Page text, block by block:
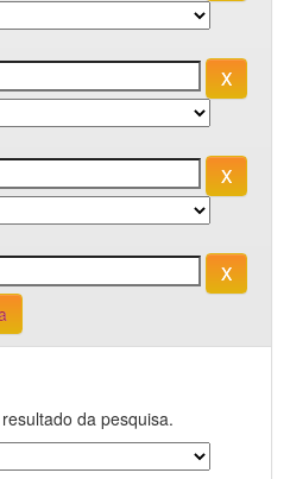
da pesquisa.